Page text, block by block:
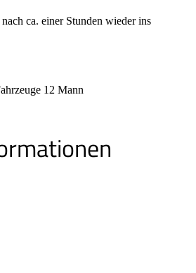
ca. einer Stunden wieder ins
12 Mann